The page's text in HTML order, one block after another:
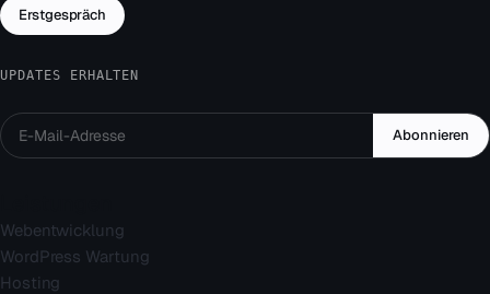
Erstgespräch
UPDATES ERHALTEN
Abonnieren
Webentwicklung
WordPress Wartung
Hosting